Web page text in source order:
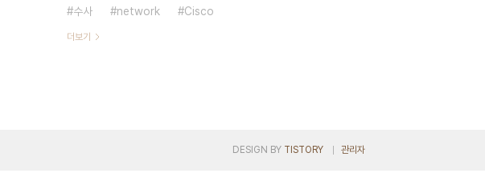
수사
network Cisco
더보기
DESIGN BY TISTORY 관리자